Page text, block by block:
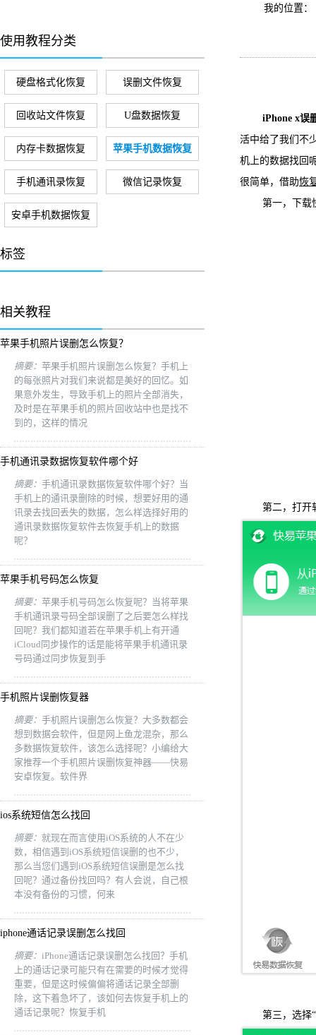
我的位置：
使用教程分类
硬盘格式化恢复 误删文件恢复
回收站文件恢复 U盘数据恢复
内存卡数据恢复 苹果手机数据恢复
手机通讯录恢复 微信记录恢复
安卓手机数据恢复
标签
相关教程
苹果手机照片误删怎么恢复？
摘要： 苹果手机照片误删怎么恢复？手机上
的每张照片对我们来说都是美好的回忆。如
果意外发生，导致手机上的照片全部消失，
及时是在苹果手机的照片回收站中也是找不
到的，这样的情况
手机通讯录数据恢复软件哪个好
摘要： 手机通讯录数据恢复软件哪个好？当
手机上的通讯录删除的时候，想要好用的通
讯录去找回丢失的数据，怎么样选择好用的
通讯录数据恢复软件去恢复手机上的数据
呢？
苹果手机号码怎么恢复
摘要： 苹果手机号码怎么恢复呢？当将苹果
手机通讯录号码全部误删了之后要怎么样找
回呢？我们都知道若在苹果手机上有开通
iCloud同步操作的话是能将苹果手机通讯录
号码通过同步恢复到手
手机照片误删恢复器
摘要： 手机照片误删怎么恢复？大多数都会
想到数据会软件，但是网上鱼龙混杂，那么
多数据恢复软件，该怎么选择呢？小编给大
家推荐一个手机照片误删恢复神器——快易
安卓恢复。软件界
ios系统短信怎么找回
摘要： 就现在而言使用iOS系统的人不在少
数，相信遇到iOS系统短信误删的也不少，
那么当您们遇到iOS系统短信误删是怎么找
回呢？通过备份找回吗？有人会说，自己根
本没有备份的习惯，何来
iphone通话记录误删怎么找回
摘要： iPhone通话记录误删怎么找回？手机
上的通话记录可能只有在需要的时候才觉得
重要，但是这时候偏偏将通话记录全部删
除，这下着急坏了，该如何去恢复手机上的
通话记录呢？恢复手机
iPhone x误
活中给了我们不
机上的数据找回
很简单，借助恢
第一，下载快
第二，打开软
第三，选择“备